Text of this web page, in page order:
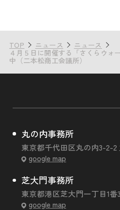
TOP ニュース ニュース
４月５日に開催する「さくらウォ
中（二本松商工会議所）
丸の内事務所
東京都千代田区丸の内3-2-
google map
芝大門事務所
東京都港区芝大門一丁目1
google map